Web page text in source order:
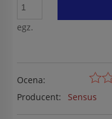
egz.
Ocena:
Producent:
Sensus